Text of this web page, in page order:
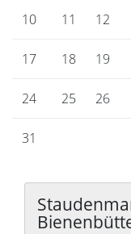
10 11 12
17 18 19
24 25 26
31